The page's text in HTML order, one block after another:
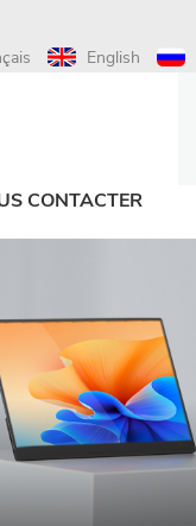
English
CONTACTER